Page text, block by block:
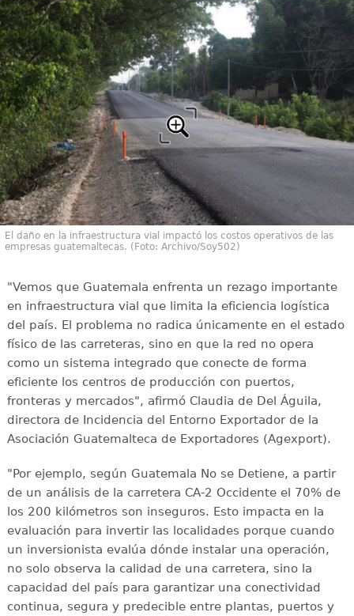
El daño en la infraestructura vial impactó los costos operativos de las
empresas guatemaltecas. (Foto: Archivo/Soy502)
"Vemos que Guatemala enfrenta un rezago importante
en infraestructura vial que limita la eficiencia logística
del país. El problema no radica únicamente en el estado
físico de las carreteras, sino en que la red no opera
como un sistema integrado que conecte de forma
eficiente los centros de producción con puertos,
fronteras y mercados", afirmó Claudia de Del Águila,
directora de Incidencia del Entorno Exportador de la
Asociación Guatemalteca de Exportadores (Agexport).
"Por ejemplo, según Guatemala No se Detiene, a partir
de un análisis de la carretera CA-2 Occidente el 70% de
los 200 kilómetros son inseguros. Esto impacta en la
evaluación para invertir las localidades porque cuando
un inversionista evalúa dónde instalar una operación,
no solo observa la calidad de una carretera, sino la
capacidad del país para garantizar una conectividad
continua, segura y predecible entre plantas, puertos y